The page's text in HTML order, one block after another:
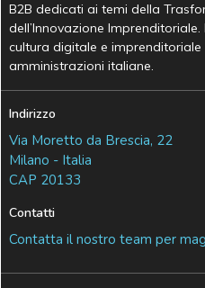
B2B dedicati ai temi della
dell’Innovazione
cultura digitale e imprenditoriale
amministrazioni italiane.
Indirizzo
Via Moretto da Brescia, 22
Milano - Italia
CAP 20133
Contatti
Contatta il nostro team per